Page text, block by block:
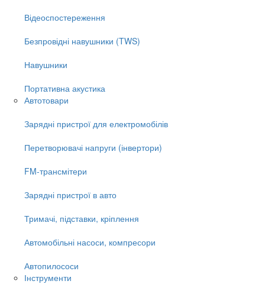
Відеоспостереження
Безпровідні навушники (TWS)
Навушники
Портативна акустика
Автотовари
Зарядні пристрої для електромобілів
Перетворювачі напруги (інвертори)
FM-трансмітери
Зарядні пристрої в авто
Тримачі, підставки, кріплення
Автомобільні насоси, компресори
Автопилососи
Інструменти